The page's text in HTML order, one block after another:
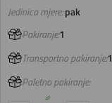
Jedinica mjere:pak
Pakiranje:1
Transportno pakiranje:1
Paletno pakiranje: